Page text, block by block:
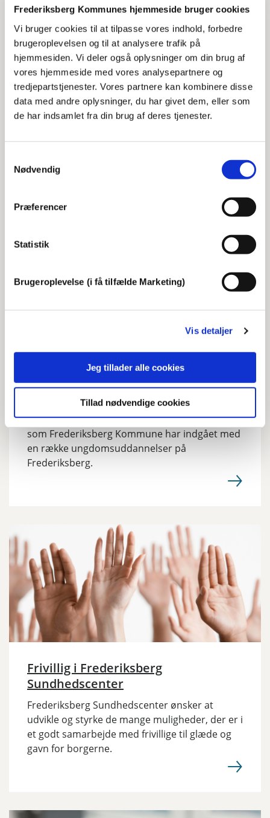
Frederiksberg Kommunes hjemmeside bruger cookies
Vi bruger cookies til at tilpasse vores indhold, forbedre
brugeroplevelsen og til at analysere trafik på
hjemmesiden. Vi deler også oplysninger om din brug af
vores hjemmeside med vores analysepartnere og
tredjepartstjenester. Vores partnere kan kombinere disse
data med andre oplysninger, du har givet dem, eller som
de har indsamlet fra din brug af deres tjenester.
Nødvendig
Præferencer
Statistik
Brugeroplevelse (i få tilfælde Marketing)
Vis detaljer
Jeg tillader alle cookies
Tillad nødvendige cookies
muligheder, der er for forebyggende tilbud
målrettet udskolingen.
Partnerskab om bedre sundhed og
trivsel blandt unge
Herunder kan du læse om det Partnerskab,
som Frederiksberg Kommune har indgået med
en række ungdomsuddannelser på
Frederiksberg.
Frivillig i Frederiksberg
Sundhedscenter
Frederiksberg Sundhedscenter ønsker at
udvikle og styrke de mange muligheder, der er i
et godt samarbejde med frivillige til glæde og
gavn for borgerne.